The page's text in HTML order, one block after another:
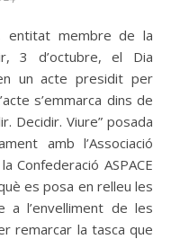
3 d’octubre, el Dia
un acte presidit per
s’emmarca dins de
Decidir. Viure” posada
amb l’Associació
Confederació ASPACE
es posa en relleu les
a l’envelliment de les
remarcar la tasca que